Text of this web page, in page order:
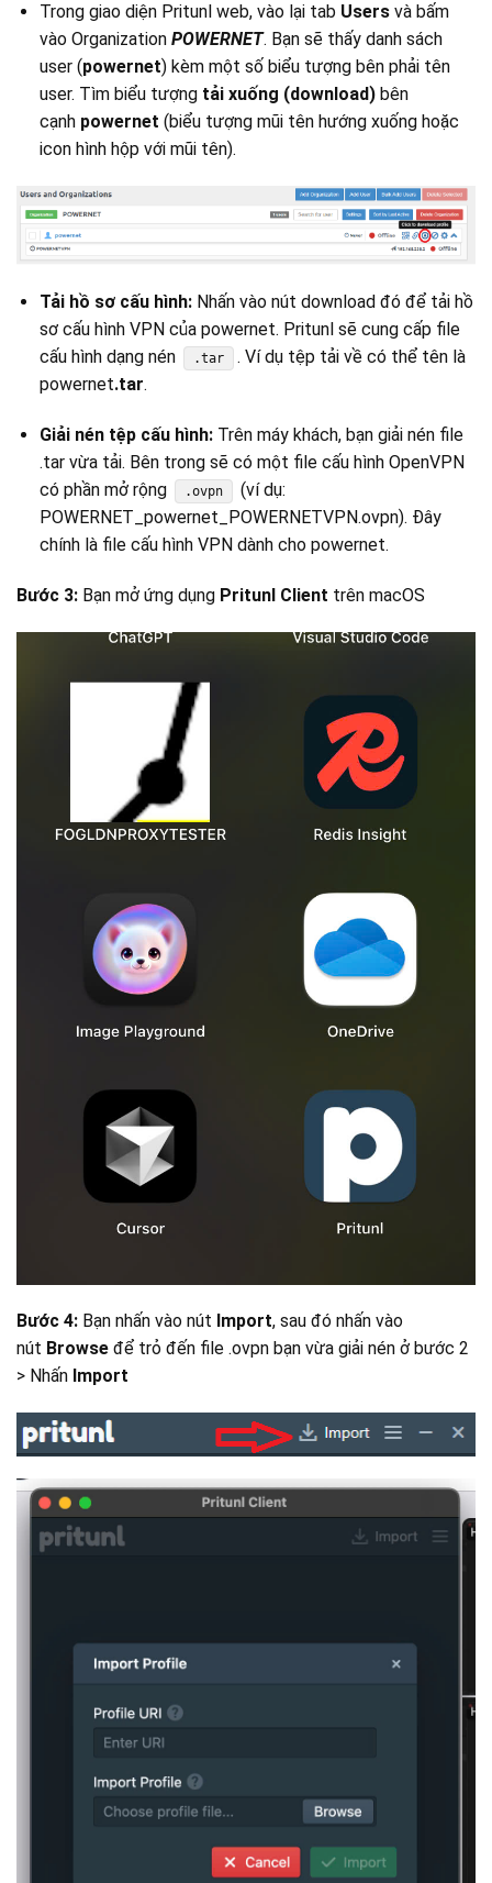
Trong giao diện Pritunl web, vào lại tab Usersvà bấm
vào Organization POWERNET. Bạn sẽ thấy danh sách
user (powernet) kèm một số biểu tượng bên phải tên
user. Tìm biểu tượng tải xuống (download)bên
cạnh powernet (biểu tượng mũi tên hướng xuống hoặc
icon hình hộp với mũi tên).
Tải hồ sơ cấu hình:Nhấn vào nút download đó để tải hồ
sơ cấu hình VPN của powernet. Pritunl sẽ cung cấp file
cấu hình dạng nén
.tar
. Ví dụ tệp tải về có thể tên là
powernet.tar.
Giải nén tệp cấu hình:Trên máy khách, bạn giải nén file
.tar vừa tải. Bên trong sẽ có một file cấu hình OpenVPN
có phần mở rộng
.ovpn
(ví dụ:
POWERNET_powernet_POWERNETVPN.ovpn). Đây
chính là file cấu hình VPN dành cho powernet.
Bước 3: Bạn mở ứng dụng Pritunl Client trên macOS
Bước 4: Bạn nhấn vào nút Import, sau đó nhấn vào
nút Browse để trỏ đến file .ovpn bạn vừa giải nén ở bước 2
> Nhấn Import